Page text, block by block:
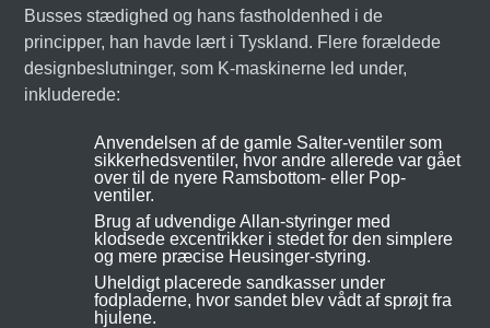
Busses stædighed og hans fastholdenhed i de
principper, han havde lært i Tyskland. Flere forældede
designbeslutninger, som K-maskinerne led under,
inkluderede:
Anvendelsen af de gamle Salter-ventiler som
sikkerhedsventiler, hvor andre allerede var gået
over til de nyere Ramsbottom- eller Pop-
ventiler.
Brug af udvendige Allan-styringer med
klodsede excentrikker i stedet for den simplere
og mere præcise Heusinger-styring.
Uheldigt placerede sandkasser under
fodpladerne, hvor sandet blev vådt af sprøjt fra
hjulene.